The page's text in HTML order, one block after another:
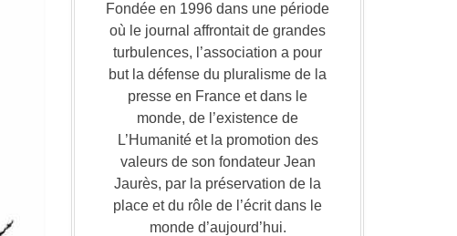
Fondée en 1996 dans une période
où le journal affrontait de grandes
turbulences, l’association a pour
but la défense du pluralisme de la
presse en France et dans le
monde, de l’existence de
L’Humanité et la promotion des
valeurs de son fondateur Jean
Jaurès, par la préservation de la
place et du rôle de l’écrit dans le
monde d’aujourd’hui.